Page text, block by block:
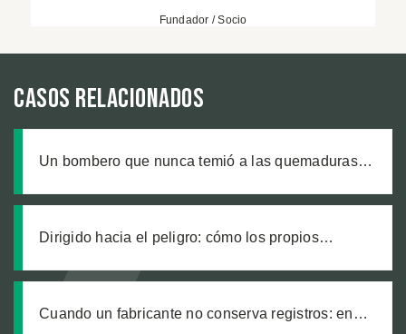
Fundador / Socio
Casos relacionados
Un bombero que nunca temió a las quemaduras,
Dirigido hacia el peligro: cómo los propios
Cuando un fabricante no conserva registros: en